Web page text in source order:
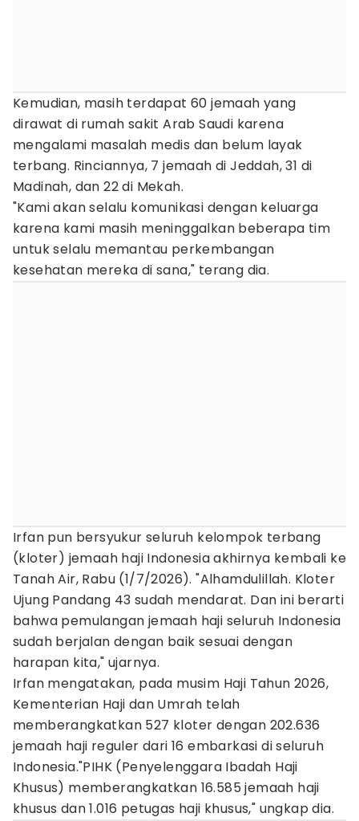
Kemudian, masih terdapat 60 jemaah yang
dirawat di rumah sakit Arab Saudi karena
mengalami masalah medis dan belum layak
terbang. Rinciannya, 7 jemaah di Jeddah, 31 di
Madinah, dan 22 di Mekah.
"Kami akan selalu komunikasi dengan keluarga
karena kami masih meninggalkan beberapa tim
untuk selalu memantau perkembangan
kesehatan mereka di sana," terang dia.
Irfan pun bersyukur seluruh kelompok terbang
(kloter) jemaah haji Indonesia akhirnya kembali ke
Tanah Air, Rabu (1/7/2026). "Alhamdulillah. Kloter
Ujung Pandang 43 sudah mendarat. Dan ini berarti
bahwa pemulangan jemaah haji seluruh Indonesia
sudah berjalan dengan baik sesuai dengan
harapan kita," ujarnya.
Irfan mengatakan, pada musim Haji Tahun 2026,
Kementerian Haji dan Umrah telah
memberangkatkan 527 kloter dengan 202.636
jemaah haji reguler dari 16 embarkasi di seluruh
Indonesia."PIHK (Penyelenggara Ibadah Haji
Khusus) memberangkatkan 16.585 jemaah haji
khusus dan 1.016 petugas haji khusus," ungkap dia.